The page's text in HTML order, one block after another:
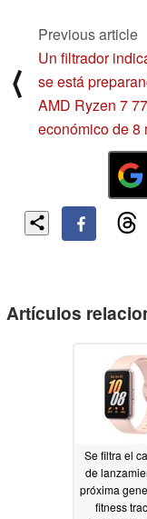
⟨
Previous article
Un filtrador
se está
AMD Ryzen 7
económico de 8
Artículos
Se filtra el
de
próxima
fitness